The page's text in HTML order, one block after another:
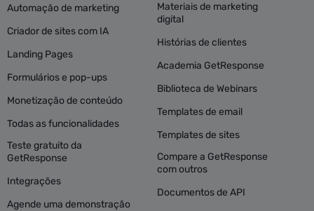
Automação de marketing
Criador de sites com IA
Landing Pages
Formulários e pop-ups
Monetização de conteúdo
Todas as funcionalidades
Teste gratuito da
GetResponse
Integrações
Agende uma demonstração
Materiais de marketing
digital
Histórias de clientes
Academia GetResponse
Biblioteca de Webinars
Templates de email
Templates de sites
Compare a GetResponse
com outros
Documentos de API